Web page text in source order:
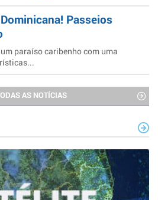
Passeios
paraíso caribenho com uma
AS NOTÍCIAS